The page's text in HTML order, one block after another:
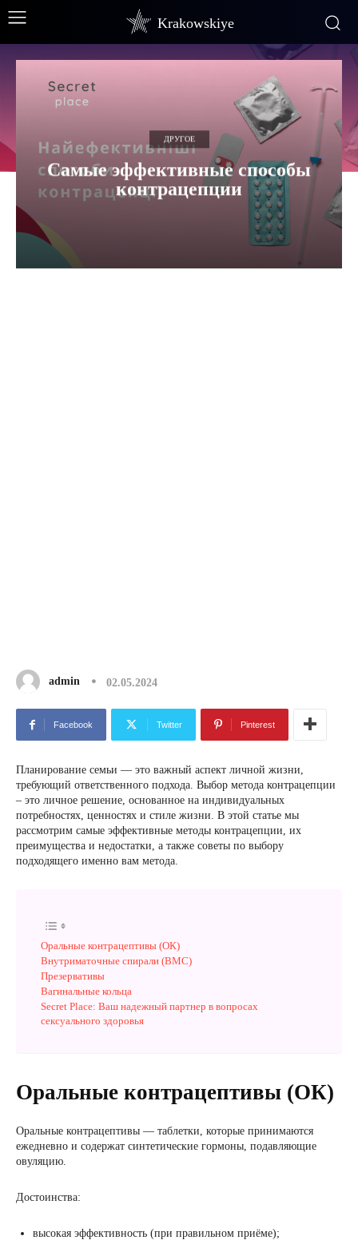
Krakowskiye
ДРУГОЕ
Самые эффективные способы
контрацепции
admin 02.05.2024
Facebook Twitter Pinterest
Планирование семьи — это важный аспект личной жизни,
требующий ответственного подхода. Выбор метода контрацепции
– это личное решение, основанное на индивидуальных
потребностях, ценностях и стиле жизни. В этой статье мы
рассмотрим самые эффективные методы контрацепции, их
преимущества и недостатки, а также советы по выбору
подходящего именно вам метода.
Оральные контрацептивы (ОК)
Внутриматочные спирали (ВМС)
Презервативы
Вагинальные кольца
Secret Place: Ваш надежный партнер в вопросах
сексуального здоровья
Оральные контрацептивы (ОК)
Оральные контрацептивы — таблетки, которые принимаются
ежедневно и содержат синтетические гормоны, подавляющие
овуляцию.
Достоинства:
высокая эффективность (при правильном приёме);